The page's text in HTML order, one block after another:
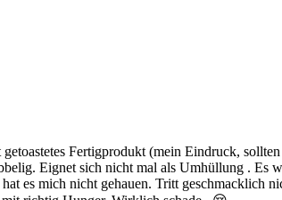
Fertigprodukt (mein Eindruck,
Eignet sich nicht mal als Umhüllung . Es
es mich nicht gehauen. Tritt geschmacklich